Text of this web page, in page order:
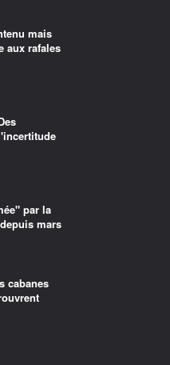
mais
aux rafales
par la
mars
cabanes